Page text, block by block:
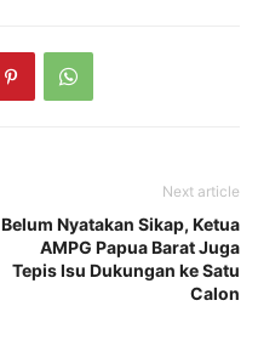
Next article
Belum Nyatakan Sikap, Ketua
AMPG Papua Barat Juga
Tepis Isu Dukungan ke Satu
Calon